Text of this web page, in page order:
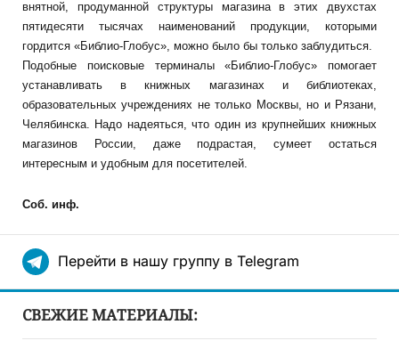
внятной, продуманной структуры магазина в этих двухстах
пятидесяти тысячах наименований продукции, которыми
гордится «Библио-Глобус», можно было бы только заблудиться.
Подобные поисковые терминалы «Библио-Глобус» помогает
устанавливать в книжных магазинах и библиотеках,
образовательных учреждениях не только Москвы, но и Рязани,
Челябинска. Надо надеяться, что один из крупнейших книжных
магазинов России, даже подрастая, сумеет остаться
интересным и удобным для посетителей.
Соб. инф.
Перейти в нашу группу в Telegram
СВЕЖИЕ МАТЕРИАЛЫ: